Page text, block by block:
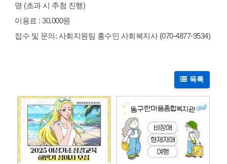
명 (초과 시 추첨 진행)
이용료 : 30,000원
접수 및 문의: 사회지원팀 홍수민 사회복지사 (070-4877-9534)
목록